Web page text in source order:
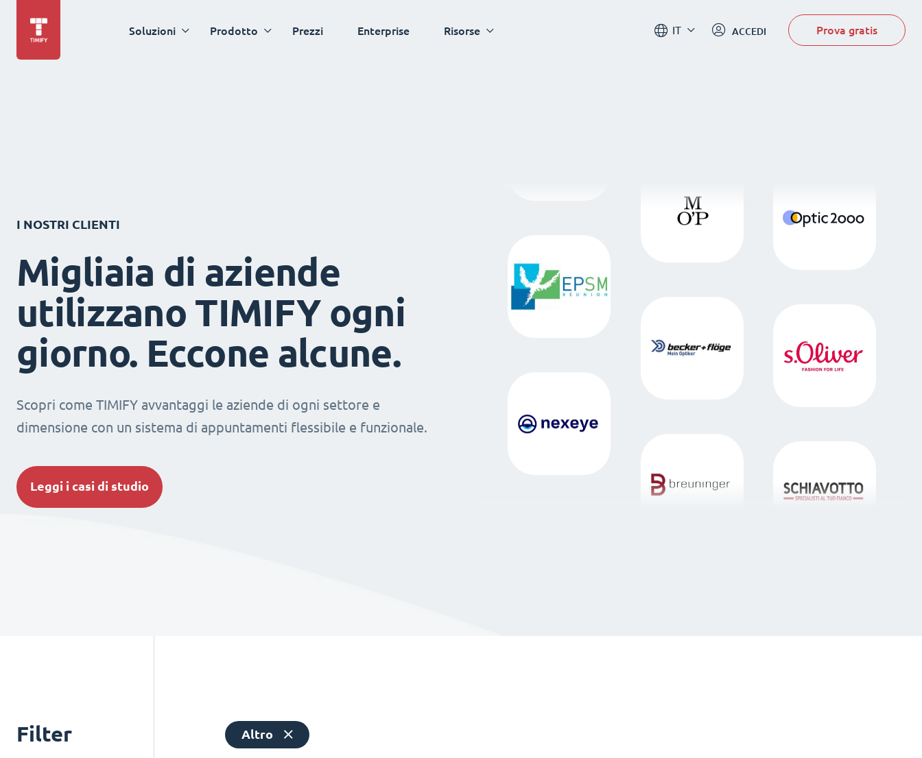
Soluzioni Prodotto Prezzi Enterprise Risorse IT ACCEDI Prova gratis
I NOSTRI CLIENTI
Migliaia di aziende
utilizzano TIMIFY ogni
giorno. Eccone alcune.
Scopri come TIMIFY avvantaggi le aziende di ogni settore e
dimensione con un sistema di appuntamenti flessibile e funzionale.
Leggi i casi di studio
Filter Altro